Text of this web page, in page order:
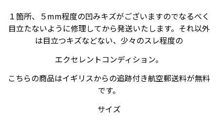
１箇所、
５mm程度の凹みキズがございますのでなるべく
目立たないように修理してから発送いたします。それ以外
は目立つキズなどない、少々のスレ程度の
エクセレントコンディション。
こちらの商品はイギリスからの追跡付き航空郵送料が無料
です。
サイズ